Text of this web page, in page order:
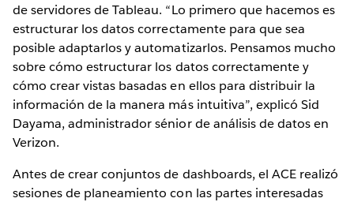
de servidores de Tableau. “Lo primero que hacemos es
estructurar los datos correctamente para que sea
posible adaptarlos y automatizarlos. Pensamos mucho
sobre cómo estructurar los datos correctamente y
cómo crear vistas basadas en ellos para distribuir la
información de la manera más intuitiva”, explicó Sid
Dayama, administrador sénior de análisis de datos en
Verizon.
Antes de crear conjuntos de dashboards, el ACE realizó
sesiones de planeamiento con las partes interesadas